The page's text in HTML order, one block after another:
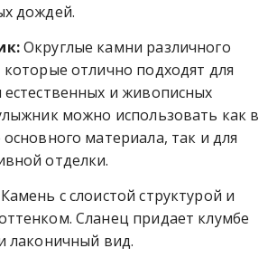
дождей.
Округлые камни различного
отлично подходят для
естественных и живописных
можно использовать как в
основного материала, так и для
отделки.
Камень с слоистой структурой и
Сланец придает клумбе
лаконичный вид.